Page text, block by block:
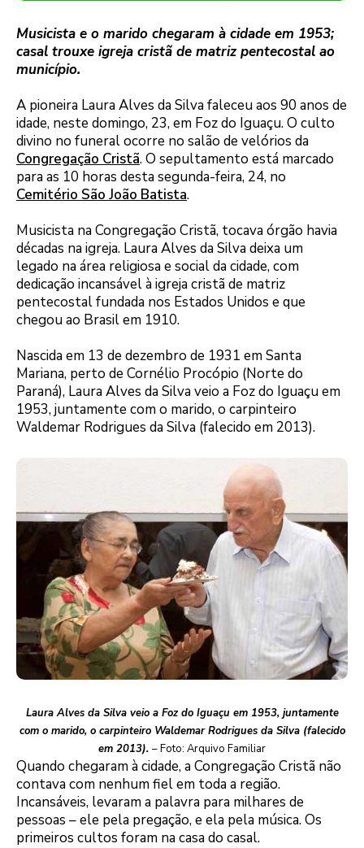
Musicista e o marido chegaram à cidade em 1953;
casal trouxe igreja cristã de matriz pentecostal ao
município.
A pioneira Laura Alves da Silva faleceu aos 90 anos de
idade, neste domingo, 23, em Foz do Iguaçu. O culto
divino no funeral ocorre no salão de velórios da
Congregação Cristã. O sepultamento está marcado
para as 10 horas desta segunda-feira, 24, no
Cemitério São João Batista.
Musicista na Congregação Cristã, tocava órgão havia
décadas na igreja. Laura Alves da Silva deixa um
legado na área religiosa e social da cidade, com
dedicação incansável à igreja cristã de matriz
pentecostal fundada nos Estados Unidos e que
chegou ao Brasil em 1910.
Nascida em 13 de dezembro de 1931 em Santa
Mariana, perto de Cornélio Procópio (Norte do
Paraná), Laura Alves da Silva veio a Foz do Iguaçu em
1953, juntamente com o marido, o carpinteiro
Waldemar Rodrigues da Silva (falecido em 2013).
Laura Alves da Silva veio a Foz do Iguaçu em 1953, juntamente
com o marido, o carpinteiro Waldemar Rodrigues da Silva (falecido
em 2013). – Foto: Arquivo Familiar
Quando chegaram à cidade, a Congregação Cristã não
contava com nenhum fiel em toda a região.
Incansáveis, levaram a palavra para milhares de
pessoas – ele pela pregação, e ela pela música. Os
primeiros cultos foram na casa do casal.